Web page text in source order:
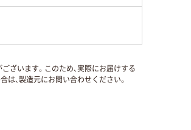
ざいます。このため、実際にお届けする
、製造元にお問い合わせください。